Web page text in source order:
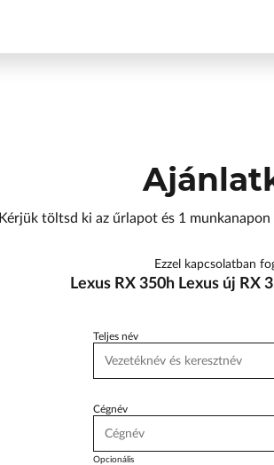
Kérjük töltsd ki az űrlapot és 1
Ezzel kapcsolatban
Lexus RX 350h Lexus új RX
Teljes név
Cégnév
Opcionális